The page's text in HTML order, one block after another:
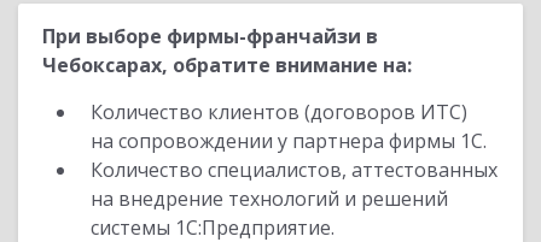
При выборе фирмы-франчайзи в
Чебоксарах, обратите внимание на:
Количество клиентов (договоров ИТС)
на сопровождении у партнера фирмы 1С.
Количество специалистов, аттестованных
на внедрение технологий и решений
системы 1С:Предприятие.